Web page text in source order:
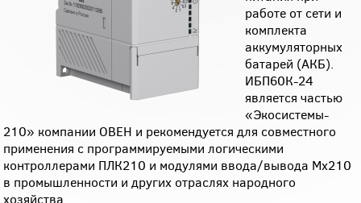
работе от сети и
комплекта
аккумуляторных
батарей (АКБ).
ИБП60К-24
является частью
«Экосистемы-
210» компании ОВЕН и рекомендуется для совместного
применения с программируемыми логическими
контроллерами ПЛК210 и модулями ввода/вывода Мх210
в промышленности и других отраслях народного
хозяйства.